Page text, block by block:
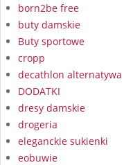
born2be free
buty damskie
Buty sportowe
cropp
decathlon alternatywa
DODATKI
dresy damskie
drogeria
eleganckie sukienki
eobuwie